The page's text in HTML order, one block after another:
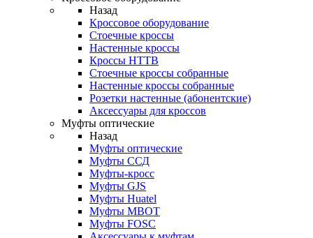
Назад
Кроссовое оборудование
Стоечные кроссы
Настенные кроссы
Кроссы HTTB
Стоечные кроссы собранные
Настенные кроссы собранные
Розетки настенные (абонентские)
Аксессуары для кроссов
Муфты оптические
Назад
Муфты оптические
Муфты ССД
Муфты-кросс
Муфты GJS
Муфты Huatel
Муфты МВОТ
Муфты FOSC